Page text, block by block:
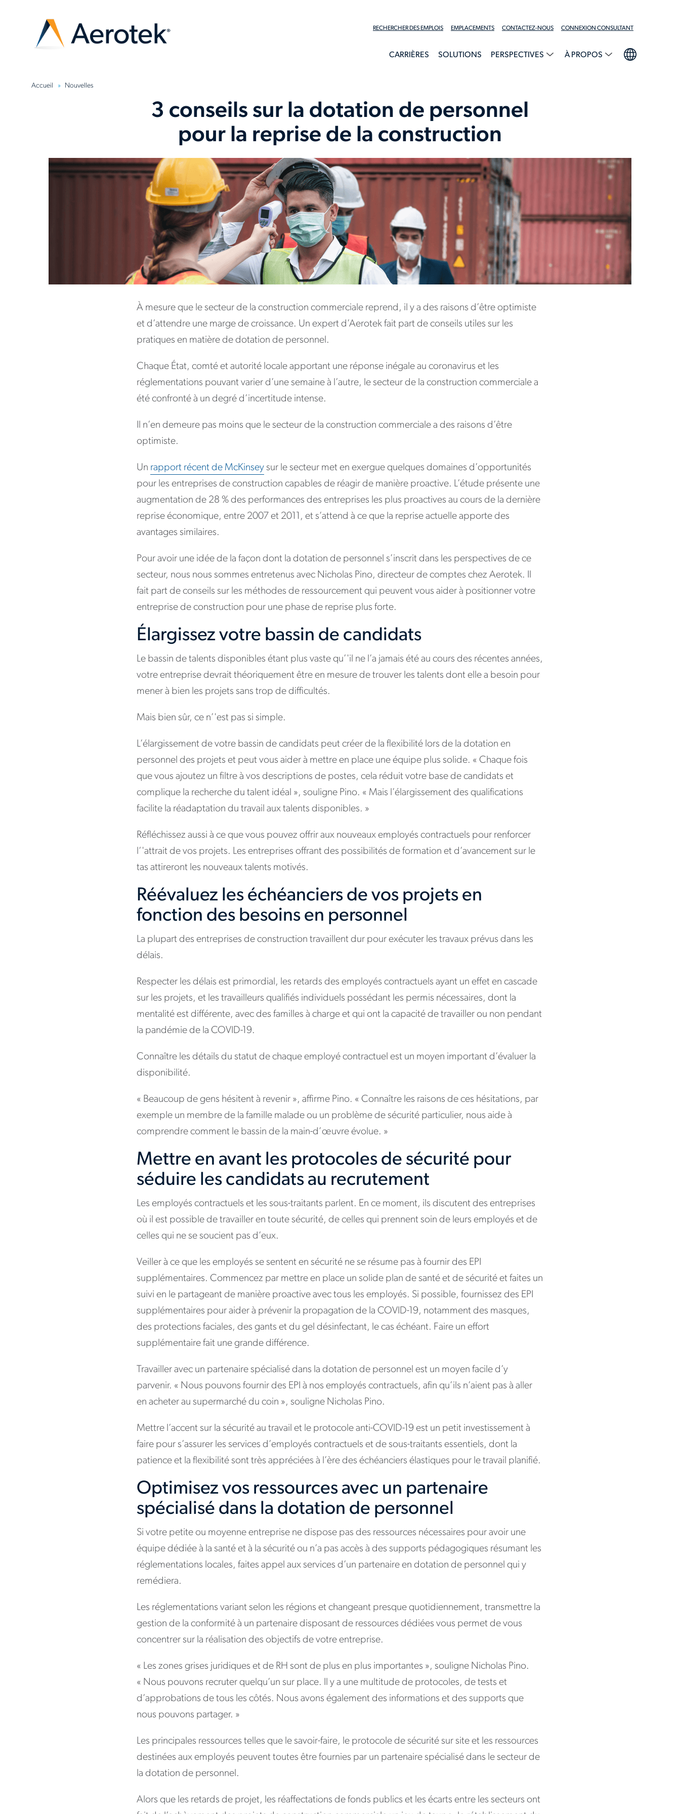
RECHERCHER DES EMPLOIS EMPLACEMENTS CONTACTEZ-NOUS CONNEXION CONSULTANT
CARRIÈRES SOLUTIONS PERSPECTIVES À PROPOS
Accueil Nouvelles
3 conseils sur la dotation de personnel
pour la reprise de la construction
À mesure que le secteur de la construction commerciale reprend, il y a des raisons d’être optimiste
et d’attendre une marge de croissance. Un expert d’Aerotek fait part de conseils utiles sur les
pratiques en matière de dotation de personnel.
Chaque État, comté et autorité locale apportant une réponse inégale au coronavirus et les
réglementations pouvant varier d’une semaine à l’autre, le secteur de la construction commerciale a
été confronté à un degré d’incertitude intense.
Il n’en demeure pas moins que le secteur de la construction commerciale a des raisons d’être
optimiste.
Un rapport récent de McKinsey sur le secteur met en exergue quelques domaines d’opportunités
pour les entreprises de construction capables de réagir de manière proactive. L’étude présente une
augmentation de 28 % des performances des entreprises les plus proactives au cours de la dernière
reprise économique, entre 2007 et 2011, et s’attend à ce que la reprise actuelle apporte des
avantages similaires.
Pour avoir une idée de la façon dont la dotation de personnel s’inscrit dans les perspectives de ce
secteur, nous nous sommes entretenus avec Nicholas Pino, directeur de comptes chez Aerotek. Il
fait part de conseils sur les méthodes de ressourcement qui peuvent vous aider à positionner votre
entreprise de construction pour une phase de reprise plus forte.
Élargissez votre bassin de candidats
Le bassin de talents disponibles étant plus vaste qu’'il ne l’a jamais été au cours des récentes années,
votre entreprise devrait théoriquement être en mesure de trouver les talents dont elle a besoin pour
mener à bien les projets sans trop de difficultés.
Mais bien sûr, ce n’'est pas si simple.
L’élargissement de votre bassin de candidats peut créer de la flexibilité lors de la dotation en
personnel des projets et peut vous aider à mettre en place une équipe plus solide. « Chaque fois
que vous ajoutez un filtre à vos descriptions de postes, cela réduit votre base de candidats et
complique la recherche du talent idéal », souligne Pino. « Mais l’élargissement des qualifications
facilite la réadaptation du travail aux talents disponibles. »
Réfléchissez aussi à ce que vous pouvez offrir aux nouveaux employés contractuels pour renforcer
l’'attrait de vos projets. Les entreprises offrant des possibilités de formation et d’avancement sur le
tas attireront les nouveaux talents motivés.
Réévaluez les échéanciers de vos projets en
fonction des besoins en personnel
La plupart des entreprises de construction travaillent dur pour exécuter les travaux prévus dans les
délais.
Respecter les délais est primordial, les retards des employés contractuels ayant un effet en cascade
sur les projets, et les travailleurs qualifiés individuels possédant les permis nécessaires, dont la
mentalité est différente, avec des familles à charge et qui ont la capacité de travailler ou non pendant
la pandémie de la COVID-19.
Connaître les détails du statut de chaque employé contractuel est un moyen important d’évaluer la
disponibilité.
« Beaucoup de gens hésitent à revenir », affirme Pino. « Connaître les raisons de ces hésitations, par
exemple un membre de la famille malade ou un problème de sécurité particulier, nous aide à
comprendre comment le bassin de la main-d’œuvre évolue. »
Mettre en avant les protocoles de sécurité pour
séduire les candidats au recrutement
Les employés contractuels et les sous-traitants parlent. En ce moment, ils discutent des entreprises
où il est possible de travailler en toute sécurité, de celles qui prennent soin de leurs employés et de
celles qui ne se soucient pas d’eux.
Veiller à ce que les employés se sentent en sécurité ne se résume pas à fournir des EPI
supplémentaires. Commencez par mettre en place un solide plan de santé et de sécurité et faites un
suivi en le partageant de manière proactive avec tous les employés. Si possible, fournissez des EPI
supplémentaires pour aider à prévenir la propagation de la COVID-19, notamment des masques,
des protections faciales, des gants et du gel désinfectant, le cas échéant. Faire un effort
supplémentaire fait une grande différence.
Travailler avec un partenaire spécialisé dans la dotation de personnel est un moyen facile d’y
parvenir. « Nous pouvons fournir des EPI à nos employés contractuels, afin qu’ils n’aient pas à aller
en acheter au supermarché du coin », souligne Nicholas Pino.
Mettre l’accent sur la sécurité au travail et le protocole anti-COVID-19 est un petit investissement à
faire pour s’assurer les services d’employés contractuels et de sous-traitants essentiels, dont la
patience et la flexibilité sont très appréciées à l’ère des échéanciers élastiques pour le travail planifié.
Optimisez vos ressources avec un partenaire
spécialisé dans la dotation de personnel
Si votre petite ou moyenne entreprise ne dispose pas des ressources nécessaires pour avoir une
équipe dédiée à la santé et à la sécurité ou n’a pas accès à des supports pédagogiques résumant les
réglementations locales, faites appel aux services d’un partenaire en dotation de personnel qui y
remédiera.
Les réglementations variant selon les régions et changeant presque quotidiennement, transmettre la
gestion de la conformité à un partenaire disposant de ressources dédiées vous permet de vous
concentrer sur la réalisation des objectifs de votre entreprise.
« Les zones grises juridiques et de RH sont de plus en plus importantes », souligne Nicholas Pino.
« Nous pouvons recruter quelqu’un sur place. Il y a une multitude de protocoles, de tests et
d’approbations de tous les côtés. Nous avons également des informations et des supports que
nous pouvons partager. »
Les principales ressources telles que le savoir-faire, le protocole de sécurité sur site et les ressources
destinées aux employés peuvent toutes être fournies par un partenaire spécialisé dans le secteur de
la dotation de personnel.
Alors que les retards de projet, les réaffectations de fonds publics et les écarts entre les secteurs ont